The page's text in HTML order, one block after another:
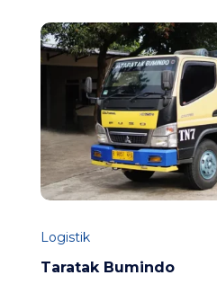
Taratak Bumindo
Logistik